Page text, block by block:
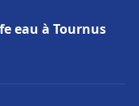
eau à Tournus